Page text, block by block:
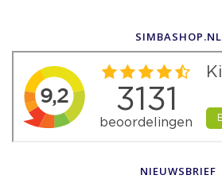
SIMBASHOP.NL
NIEUWSBRIEF